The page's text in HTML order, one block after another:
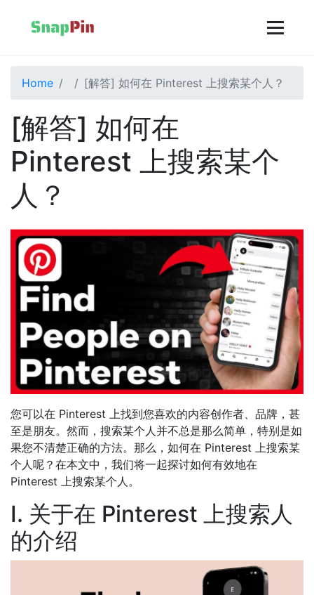
Home [解答] 如何在 Pinterest 上搜索某个人？
[解答] 如何在
Pinterest 上搜索某个
人？
您可以在 Pinterest 上找到您喜欢的内容创作者、品牌，甚
至是朋友。然而，搜索某个人并不总是那么简单，特别是如
果您不清楚正确的方法。那么，如何在 Pinterest 上搜索某
个人呢？在本文中，我们将一起探讨如何有效地在
Pinterest 上搜索某个人。
I. 关于在 Pinterest 上搜索人
的介绍